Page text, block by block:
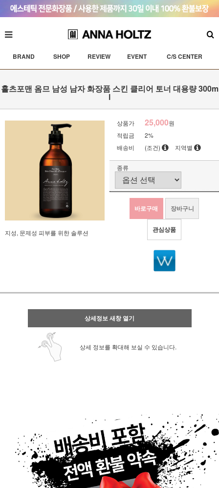
BRAND SHOP REVIEW EVENT C/S CENTER
홀츠포맨 옴므 남성 남자 화장품 스킨 클리어 토너 대용량 300m
l
지성, 문제성 피부를 위한 솔루션
상품가 25,000원
적립금
2%
배송비
(조건) 지역별
종류
바로구매 장바구니
관심상품
상세정보 새창 열기
상세 정보를 확대해 보실 수 있습니다.